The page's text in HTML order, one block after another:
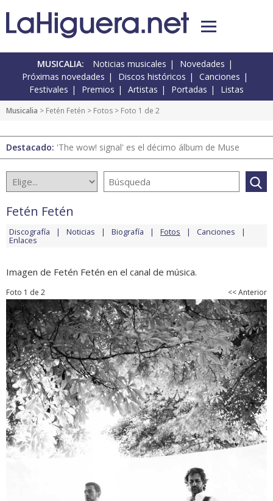
MUSICALIA: Noticias musicales
Novedades
Próximas novedades
Discos históricos
Canciones
Festivales
Premios Artistas Portadas Listas
Musicalia > Fetén Fetén > Fotos > Foto 1 de 2
Destacado: 'The wow! signal' es el décimo álbum de Muse
Fetén Fetén
Discografía Noticias Biografía Fotos Canciones
Enlaces
Imagen de Fetén Fetén en el canal de música.
Foto 1 de 2 << Anterior